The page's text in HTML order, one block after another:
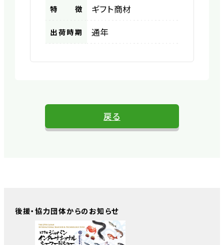
特徴 ギフト商材
出荷時期 通年
戻る
後援・協力団体からのお知らせ